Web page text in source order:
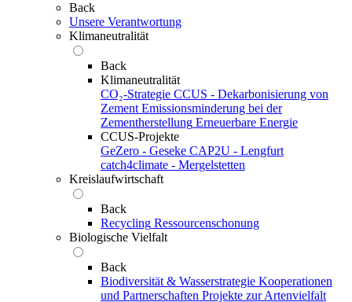
Back
Unsere Verantwortung
Klimaneutralität
Back
Klimaneutralität
CO₂-Strategie CCUS - Dekarbonisierung von
Zement Emissionsminderung bei der
Zementherstellung Erneuerbare Energie
CCUS-Projekte
GeZero - Geseke CAP2U - Lengfurt
catch4climate - Mergelstetten
Kreislaufwirtschaft
Back
Recycling Ressourcenschonung
Biologische Vielfalt
Back
Biodiversität & Wasserstrategie Kooperationen
und Partnerschaften Projekte zur Artenvielfalt